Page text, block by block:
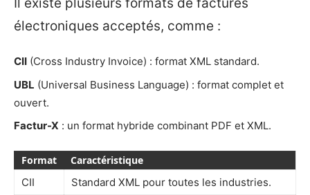
électroniques acceptés, comme :
CII (Cross Industry Invoice) : format XML standard.
UBL (Universal Business Language) : format complet et
ouvert.
Factur-X : un format hybride combinant PDF et XML.
Format
Caractéristique
CII
Standard XML pour toutes les industries.